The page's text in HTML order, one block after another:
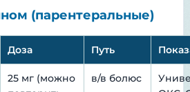
(парентеральные)
Доза Путь
25 мг (можно
в/в болюс